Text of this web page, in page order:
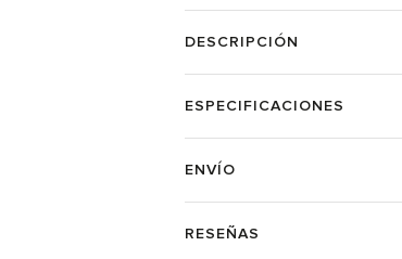
DESCRIPCIÓN
ESPECIFICACIONES
ENVÍO
RESEÑAS